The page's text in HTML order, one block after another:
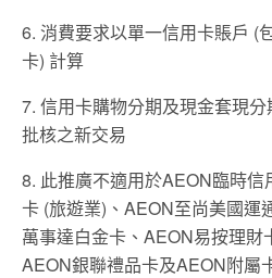
6. 消費要求以單一信用卡賬戶 (
卡) 計算
7. 信用卡購物分期及現金套現
批核之新交易
8. 此推廣不適用於AEON臨時
卡 (旅遊業)、AEON至尚美國運
萬事達白金卡、AEON易按理財
AEON銀聯禮品卡及AEON附屬